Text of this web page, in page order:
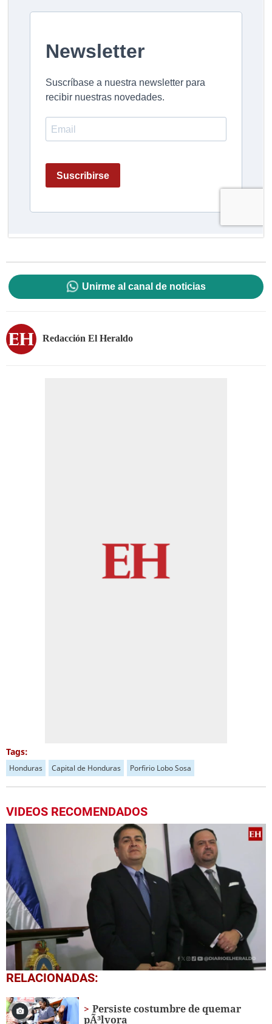
Unirme al canal de noticias
Redacción El Heraldo
Tags:
Honduras Capital de Honduras Porfirio Lobo Sosa
VIDEOS RECOMENDADOS
0
seconds
4
minutes,
RELACIONADAS:
Persiste costumbre de quemar
pÃ³lvora